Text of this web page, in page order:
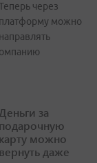
через
платформу можно
направлять
Деньги за
подарочную
карту можно
вернуть даже